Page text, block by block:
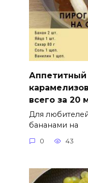
Аппетитный
всего за 20
Для
бананами на
0 43